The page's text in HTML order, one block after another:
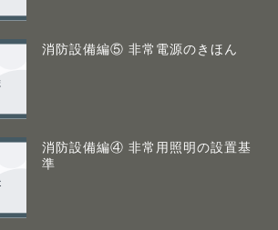
消防設備編⑤ 非常電源のきほん
消防設備編④ 非常用照明の設置基
準